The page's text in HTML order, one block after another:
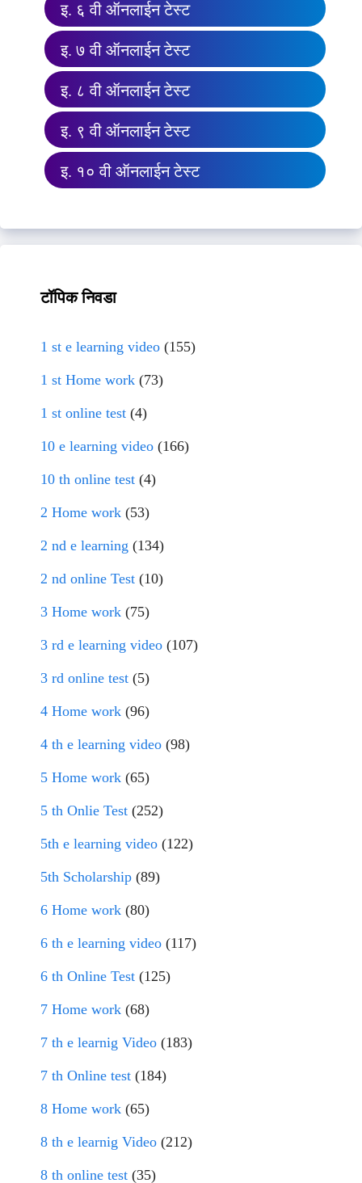
इ. ६ वी ऑनलाईन टेस्ट
इ. ७ वी ऑनलाईन टेस्ट
इ. ८ वी ऑनलाईन टेस्ट
इ. ९ वी ऑनलाईन टेस्ट
इ. १० वी ऑनलाईन टेस्ट
टॉपिक निवडा
1 st e learning video (155)
1 st Home work (73)
1 st online test (4)
10 e learning video (166)
10 th online test (4)
2 Home work (53)
2 nd e learning (134)
2 nd online Test (10)
3 Home work (75)
3 rd e learning video (107)
3 rd online test (5)
4 Home work (96)
4 th e learning video (98)
5 Home work (65)
5 th Onlie Test (252)
5th e learning video (122)
5th Scholarship (89)
6 Home work (80)
6 th e learning video (117)
6 th Online Test (125)
7 Home work (68)
7 th e learnig Video (183)
7 th Online test (184)
8 Home work (65)
8 th e learnig Video (212)
8 th online test (35)